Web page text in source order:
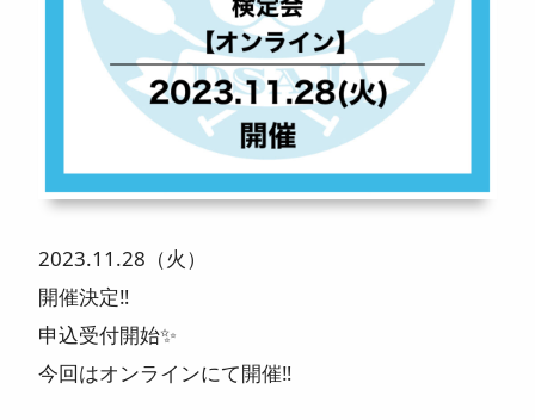
2023.11.28（火）
開催決定‼️
申込受付開始✨
今回はオンラインにて開催‼